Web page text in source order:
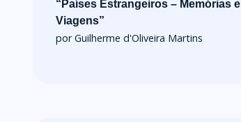
“Países Estrangeiros – Memórias e
Viagens”
por Guilherme d'Oliveira Martins